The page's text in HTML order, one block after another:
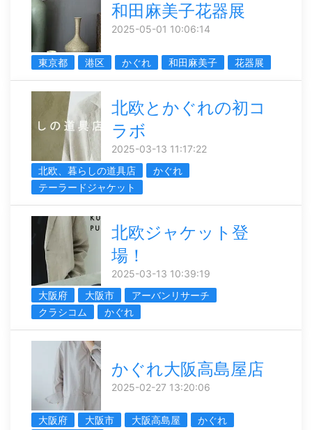
和田麻美子花器展
2025-05-01 10:06:14
東京都 港区 かぐれ 和田麻美子 花器展
北欧とかぐれの初コ
ラボ
2025-03-13 11:17:22
北欧、暮らしの道具店
かぐれ
テーラードジャケット
北欧ジャケット登
場！
2025-03-13 10:39:19
大阪府
大阪市
アーバンリサーチ
クラシコム
かぐれ
かぐれ大阪高島屋店
2025-02-27 13:20:06
大阪府 大阪市 大阪高島屋
かぐれ